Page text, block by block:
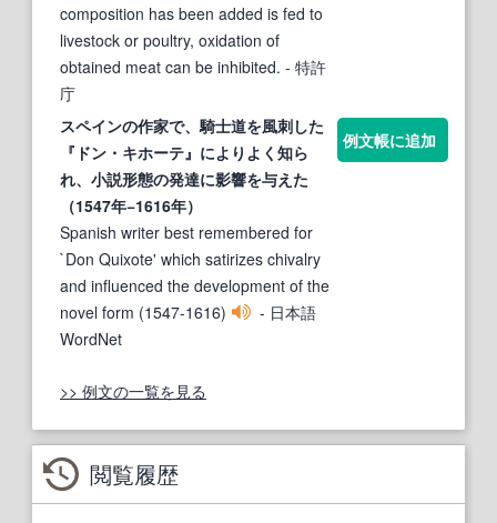
composition has been added is fed to
livestock or poultry, oxidation of
obtained meat can be inhibited. - 特許
庁
スペインの作家で、騎士道を風刺した
『ドン・キホーテ』により よく 知ら
れ、小説形態の発達に影響を与えた
（1547年−1616年）
Spanish writer best remembered for
`Don Quixote' which satirizes chivalry
and influenced the development of the
novel form (1547-1616)
- 日本語
WordNet
例文帳に追加
>> 例文の一覧を見る
閲覧履歴